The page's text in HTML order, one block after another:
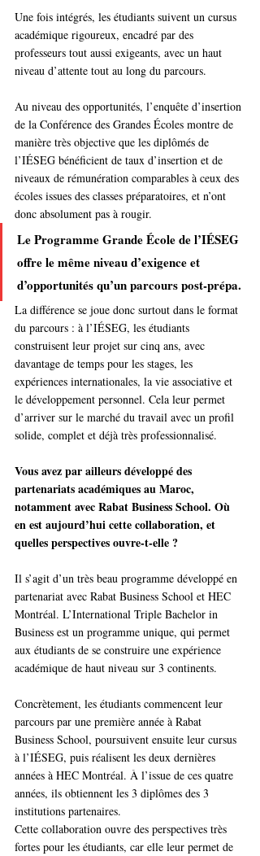
Une fois intégrés, les étudiants suivent un cursus
académique rigoureux, encadré par des
professeurs tout aussi exigeants, avec un haut
niveau d’attente tout au long du parcours.
Au niveau des opportunités, l’enquête d’insertion
de la Conférence des Grandes Écoles montre de
manière très objective que les diplômés de
l’IÉSEG bénéficient de taux d’insertion et de
niveaux de rémunération comparables à ceux des
écoles issues des classes préparatoires, et n’ont
donc absolument pas à rougir.
Le Programme Grande École de l’IÉSEG
offre le même niveau d’exigence et
d’opportunités qu’un parcours post-prépa.
La différence se joue donc surtout dans le format
du parcours : à l’IÉSEG, les étudiants
construisent leur projet sur cinq ans, avec
davantage de temps pour les stages, les
expériences internationales, la vie associative et
le développement personnel. Cela leur permet
d’arriver sur le marché du travail avec un profil
solide, complet et déjà très professionnalisé.
Vous avez par ailleurs développé des
partenariats académiques au Maroc,
notamment avec Rabat Business School. Où
en est aujourd’hui cette collaboration, et
quelles perspectives ouvre-t-elle ?
Il s’agit d’un très beau programme développé en
partenariat avec Rabat Business School et HEC
Montréal. L’International Triple Bachelor in
Business est un programme unique, qui permet
aux étudiants de se construire une expérience
académique de haut niveau sur 3 continents.
Concrètement, les étudiants commencent leur
parcours par une première année à Rabat
Business School, poursuivent ensuite leur cursus
à l’IÉSEG, puis réalisent les deux dernières
années à HEC Montréal. À l’issue de ces quatre
années, ils obtiennent les 3 diplômes des 3
institutions partenaires.
Cette collaboration ouvre des perspectives très
fortes pour les étudiants, car elle leur permet de